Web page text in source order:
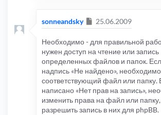
sonneandsky Сообщение
25.06.2009
Необходимо - для правильной
нужен доступ на чтение или запись
определенных файлов и папок.
надпись «Не найдено»,
соответствующий файл или папку.
написано «Нет прав на запись»,
изменить права на файл или
разрешить запись в них для phpBB.